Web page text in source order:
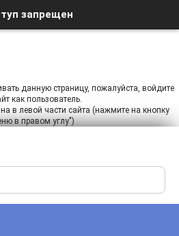
запрещен
данную страницу, пожалуйста, войдите
как пользователь.
в левой части сайта (нажмите на кнопку
в правом углу")